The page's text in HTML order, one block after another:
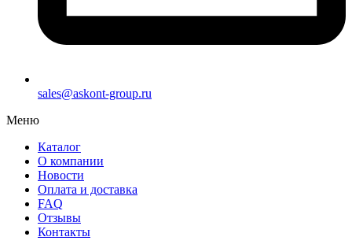
sales@askont-group.ru
Меню
Каталог
О компании
Новости
Оплата и доставка
FAQ
Отзывы
Контакты